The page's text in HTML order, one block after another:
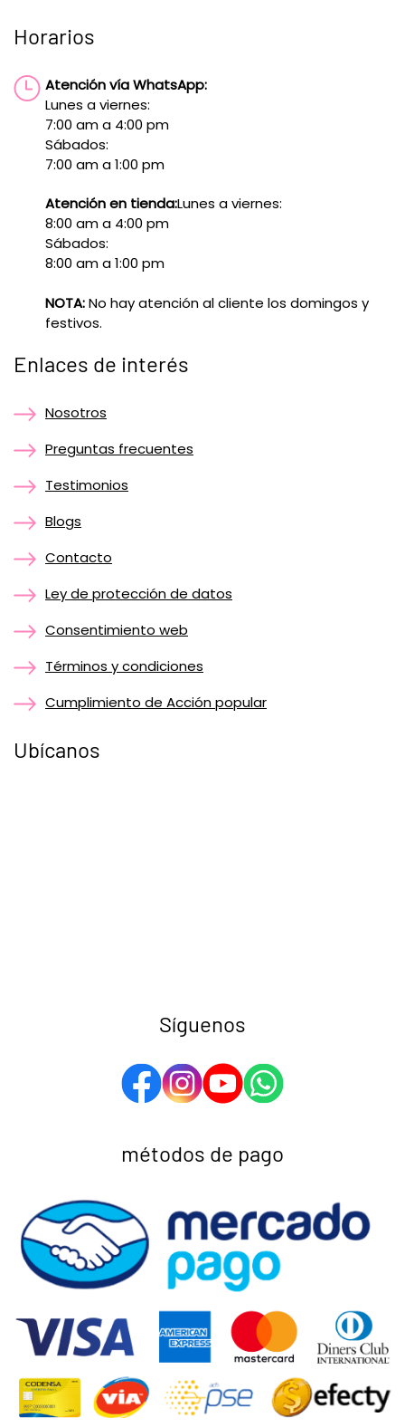
Horarios
Atención vía WhatsApp:
Lunes a viernes:
7:00 am a 4:00 pm
Sábados:
7:00 am a 1:00 pm
Atención en tienda:Lunes a viernes:
8:00 am a 4:00 pm
Sábados:
8:00 am a 1:00 pm
NOTA:No hay atención al cliente los domingos y
festivos.
Enlaces de interés
Nosotros
Preguntas frecuentes
Testimonios
Blogs
Contacto
Ley de protección de datos
Consentimiento web
Términos y condiciones
Cumplimiento de Acción popular
Ubícanos
Síguenos
métodos de pago